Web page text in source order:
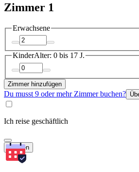
Zimmer 1
Erwachsene
KinderAlter: 0 bis 17 J.
Zimmer hinzufügen
Du musst 9 oder mehr Zimmer buchen?
Ich reise geschäftlich
Suchen